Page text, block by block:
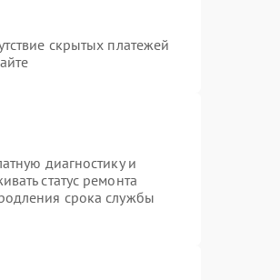
скрытых платежей
диагностику и
статус ремонта
срока службы